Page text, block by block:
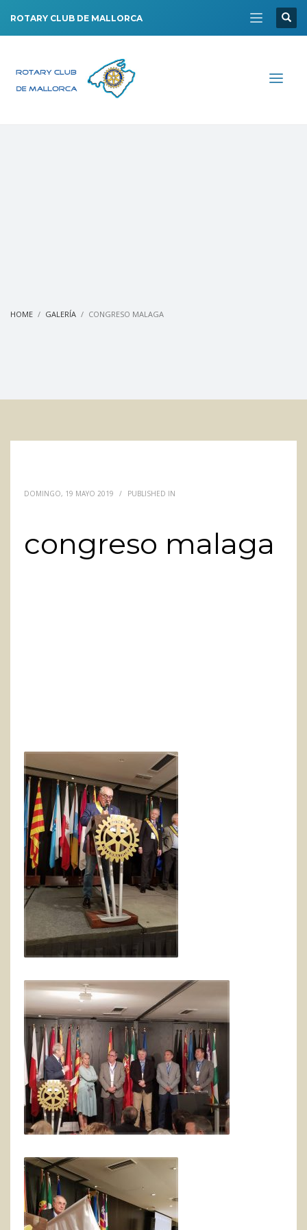
ROTARY CLUB DE MALLORCA
HOME GALERÍA CONGRESO MALAGA
DOMINGO, 19 MAYO 2019 / PUBLISHED IN
congreso malaga